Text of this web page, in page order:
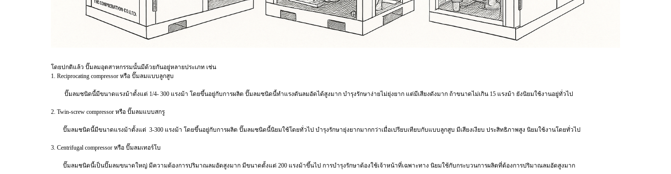
โดยปกติแล้ว ปั๊มลมอุตสาหกรรมนั้นมีด้วยกันอยู่หลายประเภท เช่น
1. Reciprocating compressor หรือ ปั๊มลมแบบลูกสูบ
ปั๊มลมชนิดนี้มีขนาดแรงม้าตั้งแต่ 1/4- 300 แรงม้า โดยขึ้นอยู่กับการผลิต ปั๊มลมชนิดนี้ทำแรงดันลมอัดได้สูงมาก บำรุงรักษาง่ายไม่ยุ่งยาก แต่มีเสียงดังมาก ถ้าขนาดไม่เกิน 15 แรงม้า ยังนิยมใช้งานอยู่ทั่วไป
2. Twin-screw compressor หรือ ปั๊มลมแบบสกรู
ปั๊มลมชนิดนี้มีขนาดแรงม้าตั้งแต่ 3-300 แรงม้า โดยขึ้นอยู่กับการผลิต ปั๊มลมชนิดนี้นิยมใช้โดยทั่วไป บำรุงรักษายุ่งยากมากกว่าเมื่อเปรียบเทียบกับแบบลูกสูบ มีเสียงเงียบ ประสิทธิภาพสูง นิยมใช้งานโดยทั่วไป
3. Centrifugal compressor หรือ ปั๊มลมเทอร์โบ
ปั๊มลมชนิดนี้เป็นปั๊มลมขนาดใหญ่ มีความต้องการปริมาณลมอัดสูงมาก มีขนาดตั้งแต่ 200 แรงม้าขึ้นไป การบำรุงรักษาต้องใช้เจ้าหน้าที่เฉพาะทาง นิยมใช้กับกระบวนการผลิตที่ต้องการปริมาณลมอัดสูงมาก